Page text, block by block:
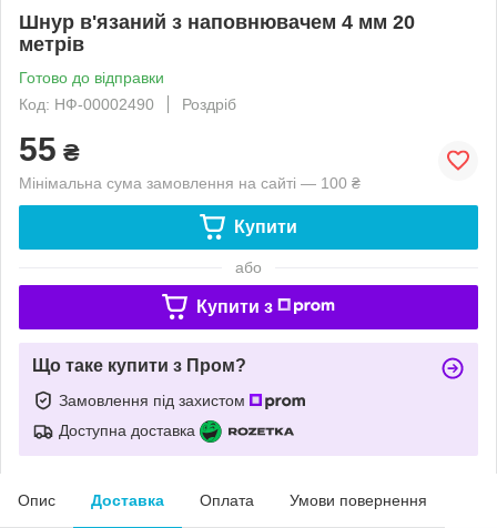
Шнур в'язаний з наповнювачем 4 мм 20
метрів
Готово до відправки
Код: НФ-00002490
Роздріб
55 ₴
Мінімальна сума замовлення на сайті — 100 ₴
Купити
або
Купити з
Що таке купити з Пром?
Замовлення під захистом
Доступна доставка
Опис Доставка Оплата Умови повернення